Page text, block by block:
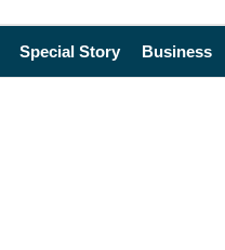
Special Story Business